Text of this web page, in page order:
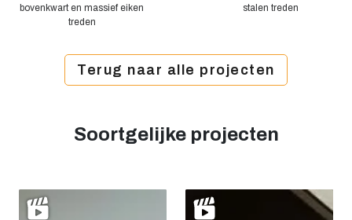
bovenkwart en massief eiken
treden
stalen treden
Terug naar alle projecten
Soortgelijke projecten